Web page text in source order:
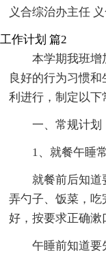
义合综治办主任
工作计划 篇2
本学期我班增
良好的行为习惯
利进行，制定以下
一、常规计划
1、就餐午睡
就餐前后知
弄勺子、饭菜，
好，按要求正确漱
午睡前知道要